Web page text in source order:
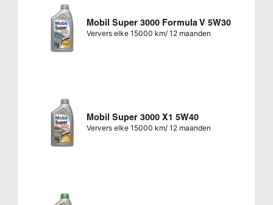
Mobil Super 3000 Formula V 5W30
Ververs elke 15000 km/ 12 maanden
Mobil Super 3000 X1 5W40
Ververs elke 15000 km/ 12 maanden